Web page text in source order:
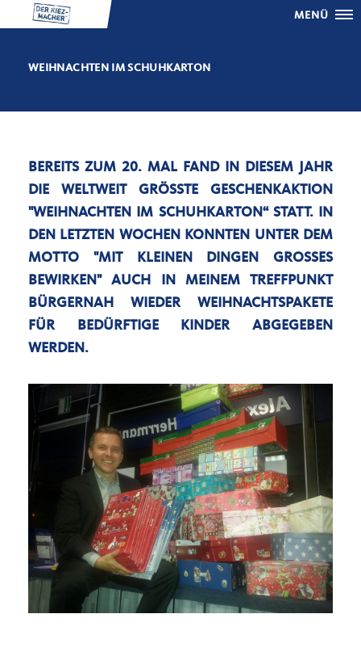
MENÜ
WEIHNACHTEN IM SCHUHKARTON
BEREITS ZUM 20. MAL FAND IN DIESEM JAHR
DIE WELTWEIT GRÖSSTE GESCHENKAKTION "
WEIHNACHTEN IM SCHUHKARTON“ STATT. IN D
EN LETZTEN WOCHEN KONNTEN UNTER DEM M
OTTO "MIT KLEINEN DINGEN GROSSES BE
WIRKEN" AUCH IN MEINEM TREFFPUNKT BÜ
RGERNAH WIEDER WEIHNACHTSPAKETE FÜ
R BEDÜRFTIGE KINDER ABGEGEBEN WE
RDEN.